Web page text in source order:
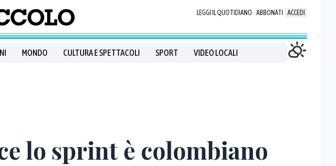
LEGGI IL QUOTIDIANO ABBONATI ACCEDI
MONDO CULTURA E SPETTACOLI SPORT VIDEO LOCALI
lo sprint è colombiano